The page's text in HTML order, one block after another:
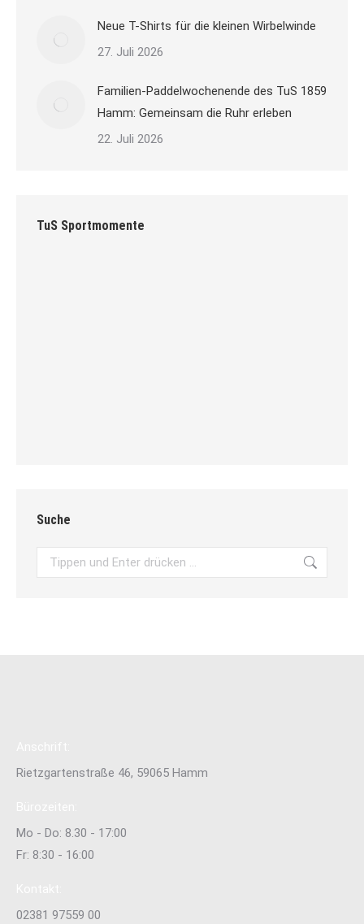
Neue T-Shirts für die kleinen Wirbelwinde
27. Juli 2026
Familien-Paddelwochenende des TuS 1859
Hamm: Gemeinsam die Ruhr erleben
22. Juli 2026
TuS Sportmomente
Suche
Search:
Rietzgartenstraße 46, 59065 Hamm
Mo - Do: 8.30 - 17:00
Fr: 8:30 - 16:00
02381 97559 00